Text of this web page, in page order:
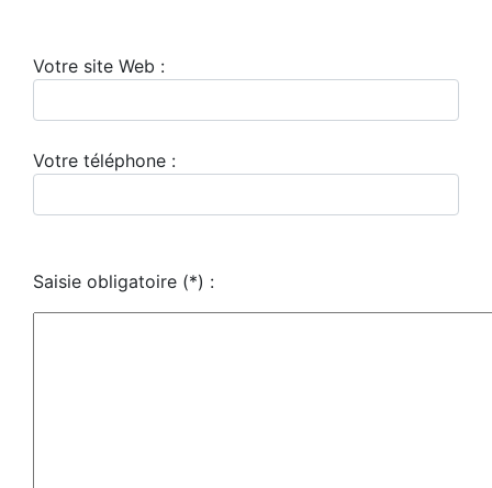
Votre site Web :
Votre téléphone :
Saisie obligatoire (*) :